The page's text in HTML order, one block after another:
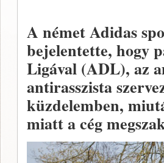
A német Adidas
bejelentette, hogy
Ligával (ADL), az
antirasszista
küzdelemben,
miatt a cég